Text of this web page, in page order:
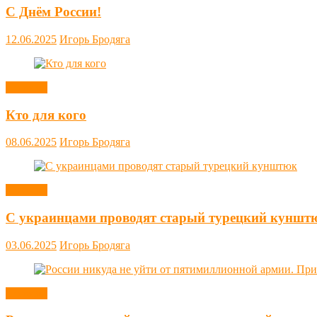
С Днём России!
12.06.2025 Игорь Бродяга
Кто для кого
08.06.2025 Игорь Бродяга
С украинцами проводят старый турецкий
03.06.2025 Игорь Бродяга